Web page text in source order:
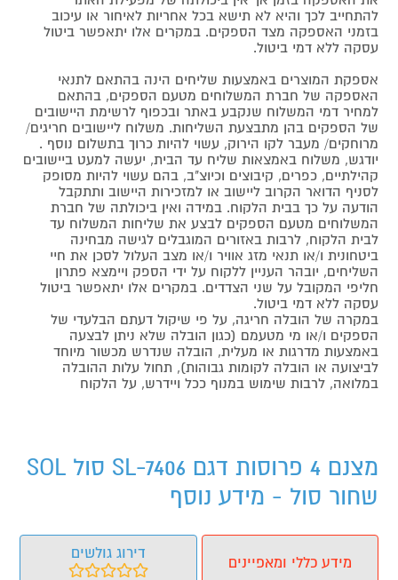
להתחייב לכך והיא לא תישא בכל אחריות לאיחור או עיכוב
בזמני האספקה מצד הספקים. במקרים אלו יתאפשר ביטול
עסקה ללא דמי ביטול.
אספקת המוצרים באמצעות שליחים הינה בהתאם לתנאי
האספקה של חברת המשלוחים מטעם הספקים, בהתאם
למחיר דמי המשלוח שנקבע באתר ובכפוף לרשימת היישובים
של הספקים בהן מתבצעת השליחות. משלוח ליישובים חריגים/
מרוחקים/ מעבר לקו הירוק, עשוי להיות כרוך בתשלום נוסף .
יודגש, משלוח באמצאות שליח עד הבית, יעשה למעט ביישובים
קהילתיים, כפרים, קיבוצים וכיוצ"ב, בהם עשוי להיות מסופק
לסניף הדואר הקרוב ליישוב או למזכירות היישוב ותתקבל
הודעה על כך בבית הלקוח. במידה ואין ביכולתה של חברת
המשלוחים מטעם הספקים לבצע את שליחות המשלוח עד
לבית הלקוח, לרבות באזורים המוגבלים לגישה מבחינה
ביטחונית ו/או תנאי מזג אוויר ו/או מצב העלול לסכן את חיי
השליחים, יובהר העניין ללקוח על ידי הספק ויימצא פתרון
חליפי המקובל על שני הצדדים. במקרים אלו יתאפשר ביטול
עסקה ללא דמי ביטול.
במקרה של הובלה חריגה, על פי שיקול דעתם הבלעדי של
הספקים ו/או מי מטעמם (כגון הובלה שלא ניתן לבצעה
באמצעות מדרגות או מעלית, הובלה שנדרש מכשור מיוחד
לביצועה או הובלה לקומות גבוהות), תחול עלות ההובלה
במלואה, לרבות שימוש במנוף ככל ויידרש, על הלקוח
מצנם 4 פרוסות דגם SL-7406 סול SOL
שחור סול - מידע נוסף
מידע כללי ומאפיינים
דירוג גולשים